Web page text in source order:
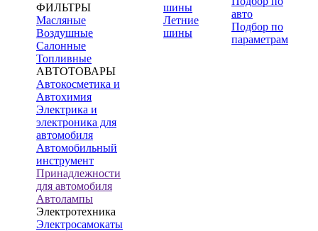
ФИЛЬТРЫ
Масляные
Воздушные
Салонные
Топливные
АВТОТОВАРЫ
Автокосметика и
Автохимия
Электрика и
электроника для
автомобиля
Автомобильный
инструмент
Принадлежности
для автомобиля
Автолампы
Электротехника
Электросамокаты
шины
Летние
шины
авто
Подбор по
параметрам